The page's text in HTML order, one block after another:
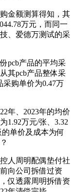
金额测算得知，其
万元，而同一
、爱德万测试的采
pcb产品的平均采
其pcb产品整体采
采购单价为0.47万
年、2023年的均价
1.92万元/张、3.32
单价及成本为何
人周明配偶垫付社
向公司拆借过资
仅透露周明拆借资